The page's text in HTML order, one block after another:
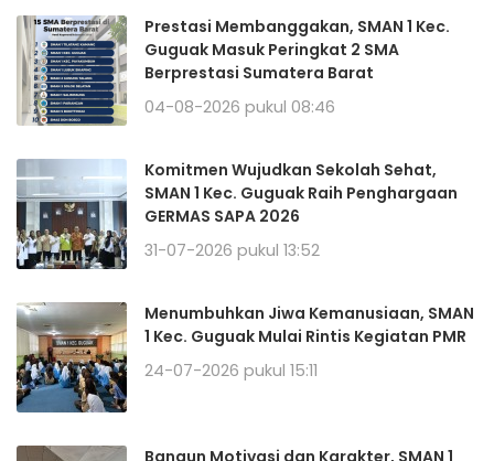
Prestasi Membanggakan, SMAN 1 Kec.
Guguak Masuk Peringkat 2 SMA
Berprestasi Sumatera Barat
04-08-2026 pukul 08:46
Komitmen Wujudkan Sekolah Sehat,
SMAN 1 Kec. Guguak Raih Penghargaan
GERMAS SAPA 2026
31-07-2026 pukul 13:52
Menumbuhkan Jiwa Kemanusiaan, SMAN
1 Kec. Guguak Mulai Rintis Kegiatan PMR
24-07-2026 pukul 15:11
Bangun Motivasi dan Karakter, SMAN 1